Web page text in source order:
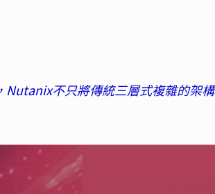
Nutanix不只將傳統三層式複雜的架構